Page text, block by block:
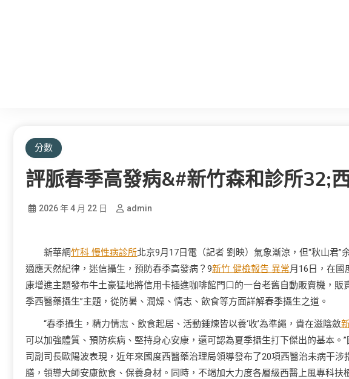
分數
評脈春季高發病&#新竹森和診所32;
2026 年 4 月 22 日 admin
新華網竹科 慢性病診所北京9月17日電（記者 劉映）氣象漸涼，但“秋山君
適應天然紀律，迷信攝生，預防春季高發病？9新竹 健檢報告 異常月16日，在國
康增進主題發布牛土豪猛地將信用卡插進咖啡館門口的一台老舊自動販賣機，
季西醫藥攝生”主題，從防暑、潤燥、情志、飲食等方面詳解春季攝生之道。
“春季攝生，精力情志、飲食起居、活動錘煉皆以養‘收’為準繩，貴在滋陰斂
可以加強體質、預防疾病、堅持身心安康，還可認為夏季攝生打下傑出的基本。
司副司長歐陽波表現，近年來國度西醫藥治理局領導發布了20項西醫治未病干
膳，領導大師安康飲食、保養身材。同時，不竭加大力度各層級西醫上風專科